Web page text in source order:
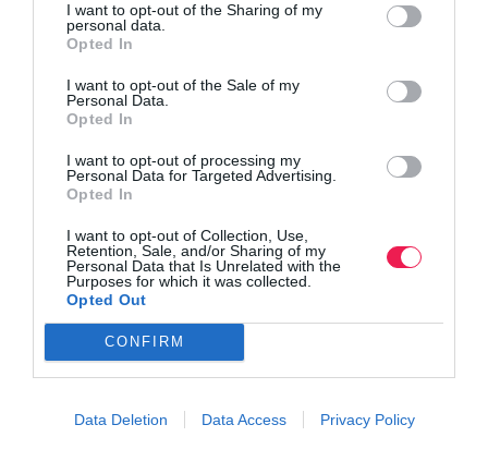
I want to opt-out of the Sharing of my
personal data.
Opted In
I want to opt-out of the Sale of my
Personal Data.
Opted In
I want to opt-out of processing my
Personal Data for Targeted Advertising.
Opted In
I want to opt-out of Collection, Use,
Retention, Sale, and/or Sharing of my
Personal Data that Is Unrelated with the
Purposes for which it was collected.
Opted Out
CONFIRM
Data Deletion Data Access Privacy Policy
Άθληση σε καρδιοπαθείς
Μπορούν να γυμνάζονται οι άνθρωποι με προβλήματα
στην καρδιά;